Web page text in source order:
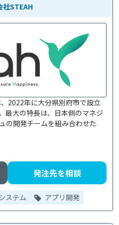
社STEAH
2022年に大分県別府市で設立
最大の特長は、日本側のマネジ
の開発チームを組み合わせた
発注先を相談
ステム アプリ開発